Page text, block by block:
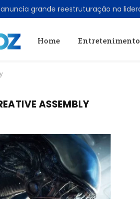
Home Entretenimento
ASSEMBLY